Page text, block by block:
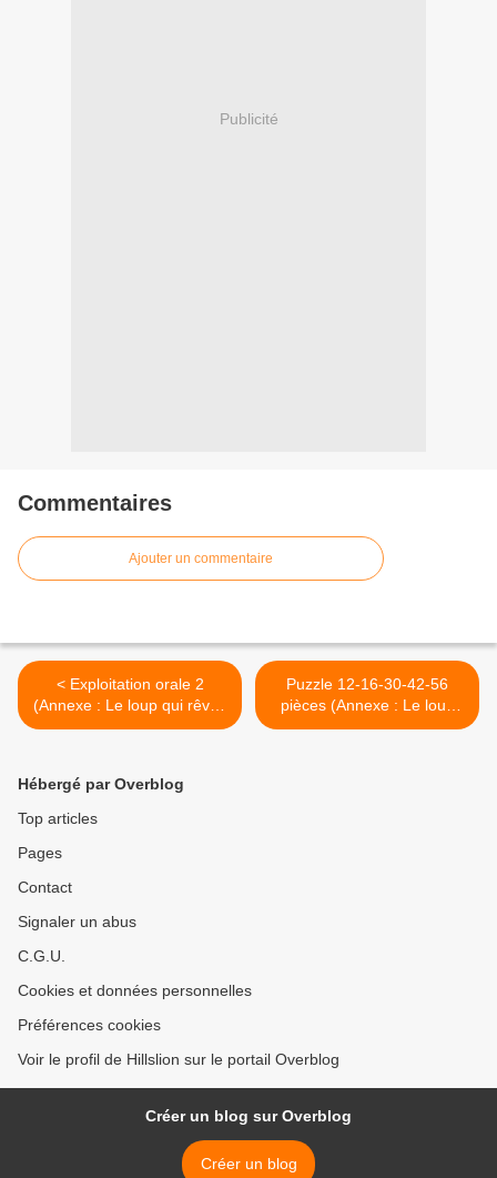
Publicité
Commentaires
Ajouter un commentaire
< Exploitation orale 2
(Annexe : Le loup qui rêvait
d'océan) [Activité][Loup]
Puzzle 12-16-30-42-56
pièces (Annexe : Le loup
qui rêvait d'océan) [Activité]
Hébergé par Overblog
Top articles
Pages
Contact
Signaler un abus
C.G.U.
Cookies et données personnelles
Préférences cookies
Voir le profil de Hillslion sur le portail Overblog
Créer un blog sur Overblog
Créer un blog